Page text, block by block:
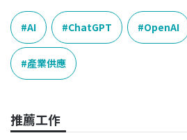
c
e
b
o
o
n
r
e
a
k
p
y
L
AI ChatGPT OpenAI
產業供應
推薦工作